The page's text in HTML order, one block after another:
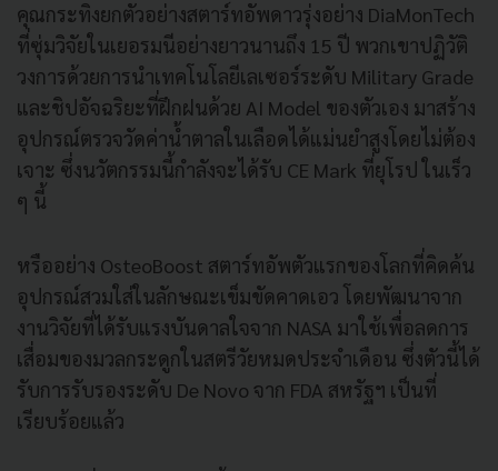
คุณกระทิงยกตัวอย่างสตาร์ทอัพดาวรุ่งอย่าง DiaMonTech
ที่ซุ่มวิจัยในเยอรมนีอย่างยาวนานถึง 15 ปี พวกเขาปฏิวัติ
วงการด้วยการนำเทคโนโลยีเลเซอร์ระดับ Military Grade
และชิปอัจฉริยะที่ฝึกฝนด้วย AI Model ของตัวเอง มาสร้าง
อุปกรณ์ตรวจวัดค่าน้ำตาลในเลือดได้แม่นยำสูงโดยไม่ต้อง
เจาะ ซึ่งนวัตกรรมนี้กำลังจะได้รับ CE Mark ที่ยุโรป ในเร็ว
ๆ นี้
หรืออย่าง OsteoBoost สตาร์ทอัพตัวแรกของโลกที่คิดค้น
อุปกรณ์สวมใส่ในลักษณะเข็มขัดคาดเอว โดยพัฒนาจาก
งานวิจัยที่ได้รับแรงบันดาลใจจาก NASA มาใช้เพื่อลดการ
เสื่อมของมวลกระดูกในสตรีวัยหมดประจำเดือน ซึ่งตัวนี้ได้
รับการรับรองระดับ De Novo จาก FDA สหรัฐฯ เป็นที่
เรียบร้อยแล้ว